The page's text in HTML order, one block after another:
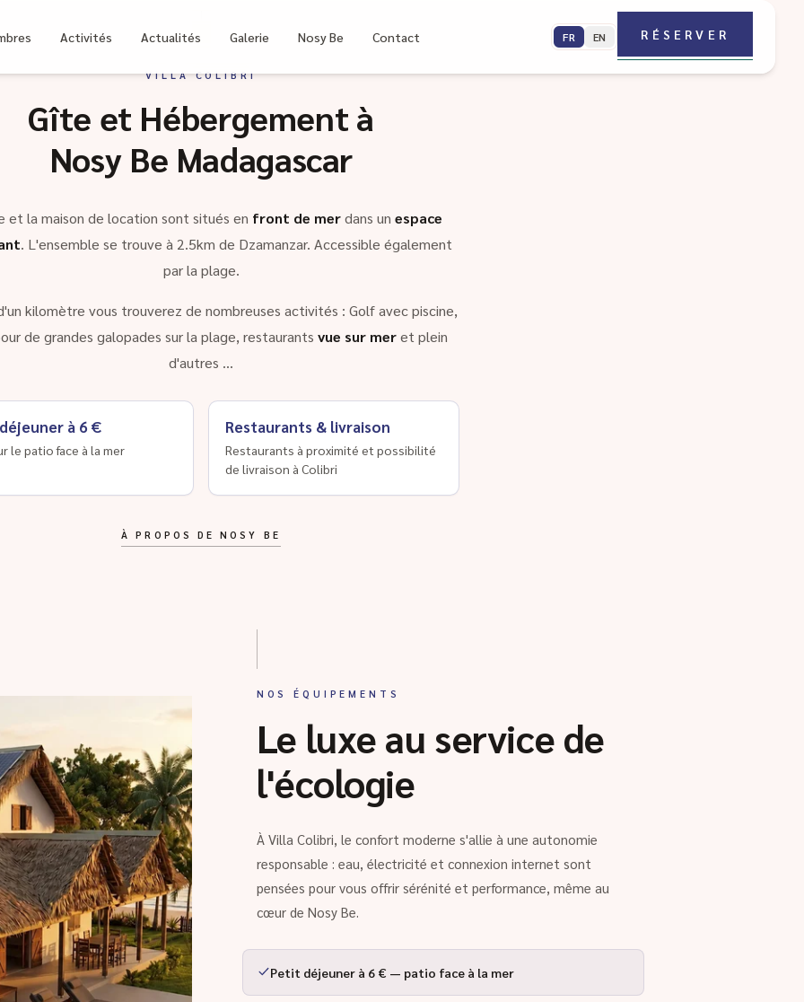
Activités Actualités Galerie Nosy Be Contact FR EN RÉSERVER
VILLA COLIBRI
Gîte et Hébergement à
Nosy Be Madagascar
et la maison de location sont situés en front de merdans un espace
. L'ensemble se trouve à 2.5km de Dzamanzar. Accessible également
par la plage.
kilomètre vous trouverez de nombreuses activités : Golf avec piscine,
de grandes galopades sur la plage, restaurants vue sur meret plein
d'autres …
à 6 €
le patio face à la mer
Restaurants & livraison
Restaurants à proximité et possibilité
de livraison à Colibri
À PROPOS DE NOSY BE
NOS ÉQUIPEMENTS
Le luxe au service de
l'écologie
À Villa Colibri, le confort moderne s'allie à une autonomie
responsable : eau, électricité et connexion internet sont
pensées pour vous offrir sérénité et performance, même au
cœur de Nosy Be.
Petit déjeuner à 6 € — patio face à la mer